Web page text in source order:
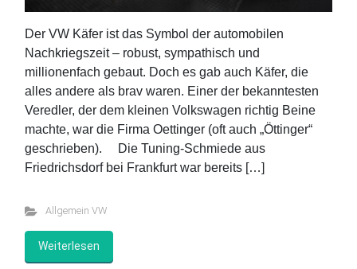
Der VW Käfer ist das Symbol der automobilen
Nachkriegszeit – robust, sympathisch und
millionenfach gebaut. Doch es gab auch Käfer, die
alles andere als brav waren. Einer der bekanntesten
Veredler, der dem kleinen Volkswagen richtig Beine
machte, war die Firma Oettinger (oft auch „Öttinger“
geschrieben). Die Tuning-Schmiede aus
Friedrichsdorf bei Frankfurt war bereits […]
Allgemein VW
Weiterlesen